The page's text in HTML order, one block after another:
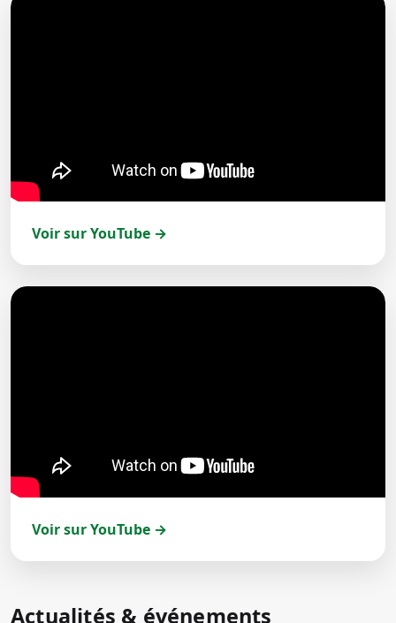
Voir sur YouTube →
Voir sur YouTube →
Actualités & événements